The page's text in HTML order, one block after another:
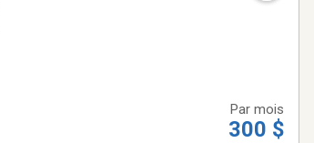
Par mois
300 $